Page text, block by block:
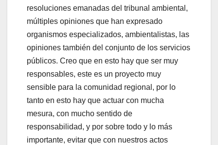
resoluciones emanadas del tribunal ambiental,
múltiples opiniones que han expresado
organismos especializados, ambientalistas, las
opiniones también del conjunto de los servicios
públicos. Creo que en esto hay que ser muy
responsables, este es un proyecto muy
sensible para la comunidad regional, por lo
tanto en esto hay que actuar con mucha
mesura, con mucho sentido de
responsabilidad, y por sobre todo y lo más
importante, evitar que con nuestros actos